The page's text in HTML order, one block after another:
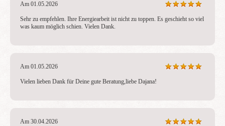
Am 01.05.2026
Sehr zu empfehlen. Ihre Energiearbeit ist nicht zu toppen. Es geschieht so viel
was kaum möglich schien. Vielen Dank.
Am 01.05.2026
Vielen lieben Dank für Deine gute Beratung,liebe Dajana!
Am 30.04.2026